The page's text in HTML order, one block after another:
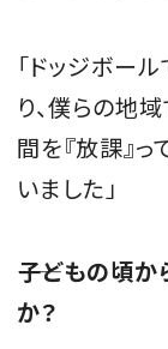
「ドッジボー
り、僕らの地
間を『放課』
いました」
――子どもの頃
か？